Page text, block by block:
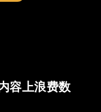
容上浪费数